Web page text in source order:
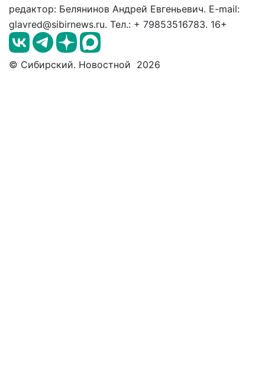
редактор: Белянинов Андрей Евгеньевич. E-mail:
glavred@sibirnews.ru. Тел.: + 79853516783. 16+
© Сибирский. Новостной 2026